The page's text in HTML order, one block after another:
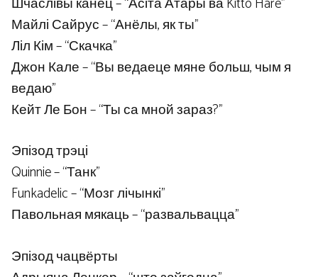
Майлі Сайрус – “Анёлы, як ты”
Ліл Кім – “Скачка”
Джон Кале – “Вы ведаеце мяне больш, чым я
ведаю”
Кейт Ле Бон – “Ты са мной зараз?”
Эпізод трэці
Quinnie – “Танк”
Funkadelic – “Мозг лічынкі”
Павольная мякаць – “развальвацца”
Эпізод чацвёрты